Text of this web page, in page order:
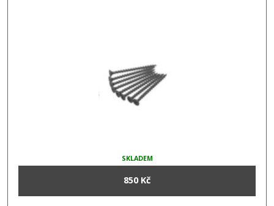
SKLADEM
850 Kč